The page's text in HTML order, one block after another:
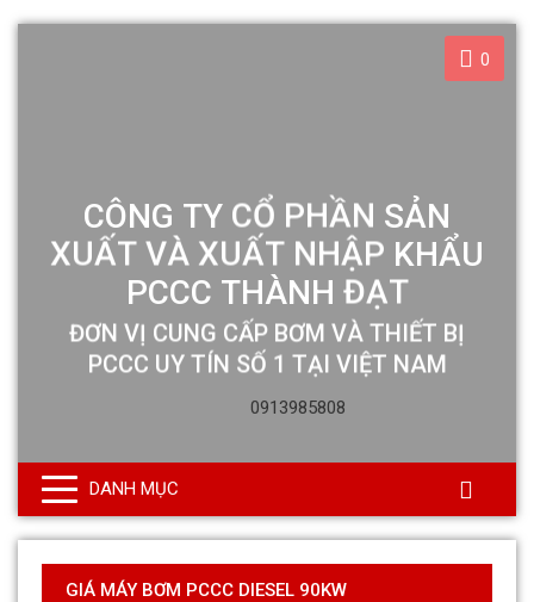
0
0913985808
DANH MỤC
GIÁ MÁY BƠM PCCC DIESEL 90KW